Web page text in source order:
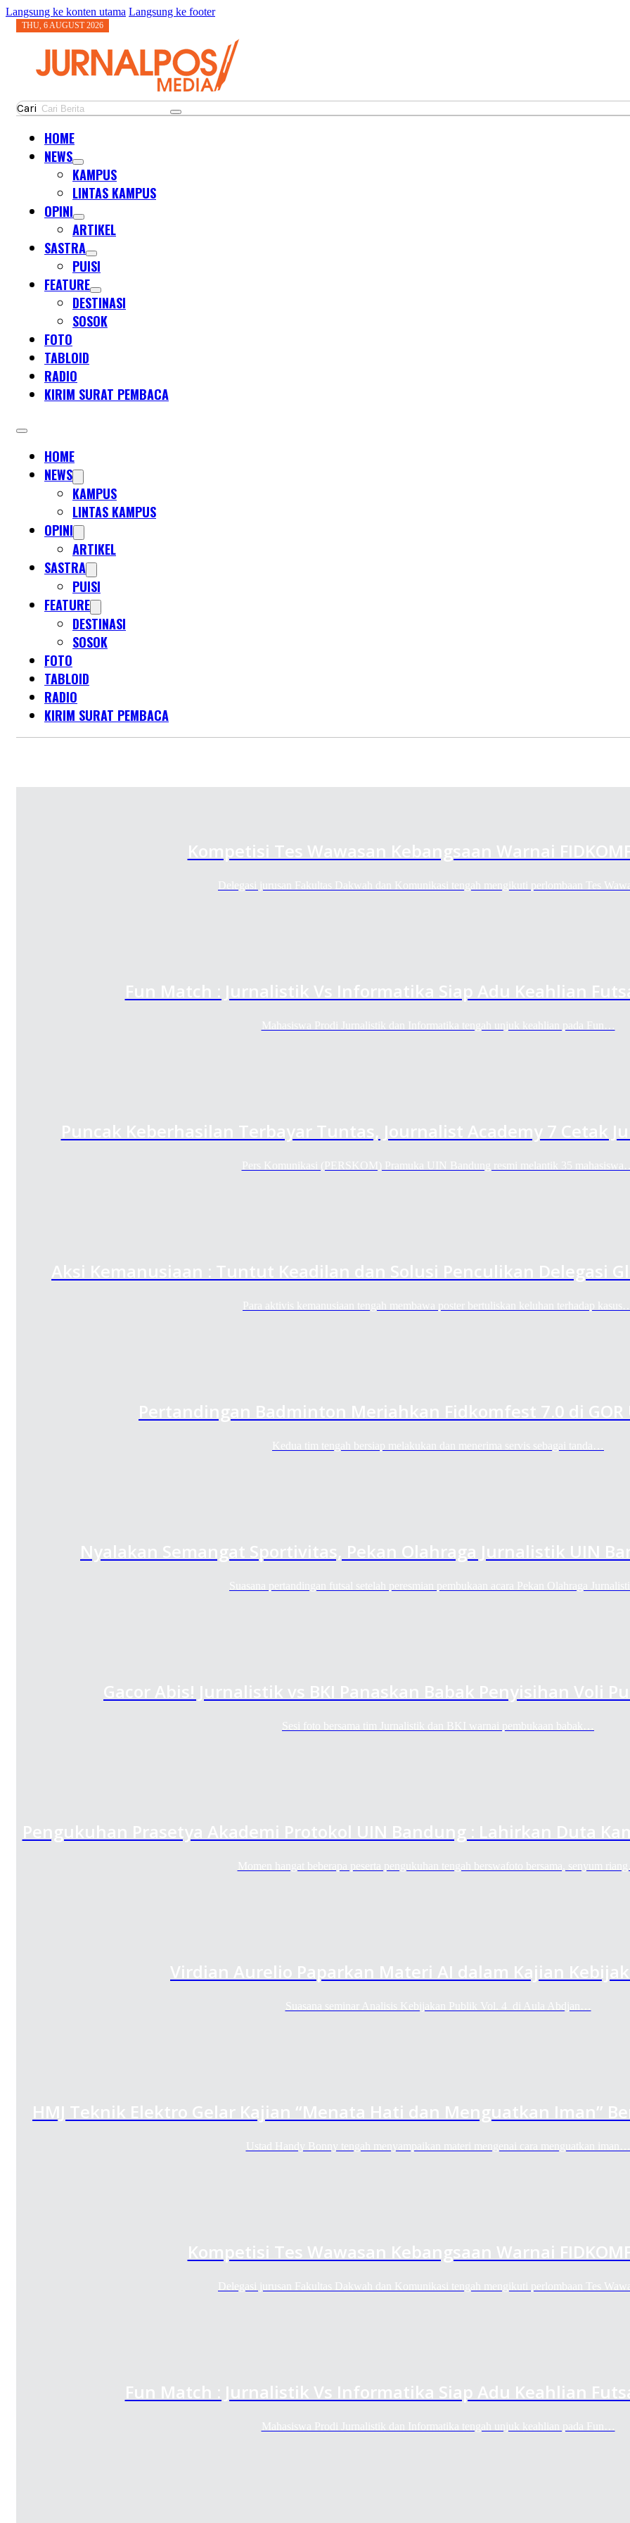
Langsung ke konten utama Langsung ke footer
THU, 6 AUGUST 2026
Cari
HOME
NEWS
KAMPUS
LINTAS KAMPUS
OPINI
ARTIKEL
SASTRA
PUISI
FEATURE
DESTINASI
SOSOK
FOTO
TABLOID
RADIO
KIRIM SURAT PEMBACA
HOME
NEWS
KAMPUS
LINTAS KAMPUS
OPINI
ARTIKEL
SASTRA
PUISI
FEATURE
DESTINASI
SOSOK
FOTO
TABLOID
RADIO
KIRIM SURAT PEMBACA
Kompetisi Tes Wawasan Kebangsaan Warnai
Delegasi jurusan Fakultas Dakwah dan Komunikasi tengah mengikuti perlombaan Tes
Fun Match : Jurnalistik Vs Informatika Siap Adu Keahlian
Mahasiswa Prodi Jurnalistik dan Informatika tengah unjuk keahlian pada Fun…
Puncak Keberhasilan Terbayar Tuntas, Journalist Academy 7 Cetak
Pers Komunikasi (PERSKOM) Pramuka UIN Bandung resmi melantik 35
Aksi Kemanusiaan : Tuntut Keadilan dan Solusi Penculikan Delegasi
Para aktivis kemanusiaan tengah membawa poster bertuliskan keluhan terhadap
Pertandingan Badminton Meriahkan Fidkomfest 7.0 di GOR
Kedua tim tengah bersiap melakukan dan menerima servis sebagai tanda…
Nyalakan Semangat Sportivitas, Pekan Olahraga Jurnalistik UIN
Suasana pertandingan futsal setelah peresmian pembukaan acara Pekan Olahraga
Gacor Abis! Jurnalistik vs BKI Panaskan Babak Penyisihan Voli
Sesi foto bersama tim Jurnalistik dan BKI warnai pembukaan babak…
Pengukuhan Prasetya Akademi Protokol UIN Bandung : Lahirkan Duta
Momen hangat beberapa peserta pengukuhan tengah berswafoto bersama, senyum
Virdian Aurelio Paparkan Materi AI dalam Kajian
Suasana seminar Analisis Kebijakan Publik Vol. 4 di Aula Abdjan…
HMJ Teknik Elektro Gelar Kajian “Menata Hati dan Menguatkan Iman”
Ustad Handy Bonny tengah menyampaikan materi mengenai cara menguatkan iman…
Kompetisi Tes Wawasan Kebangsaan Warnai
Delegasi jurusan Fakultas Dakwah dan Komunikasi tengah mengikuti perlombaan Tes
Fun Match : Jurnalistik Vs Informatika Siap Adu Keahlian
Mahasiswa Prodi Jurnalistik dan Informatika tengah unjuk keahlian pada Fun…